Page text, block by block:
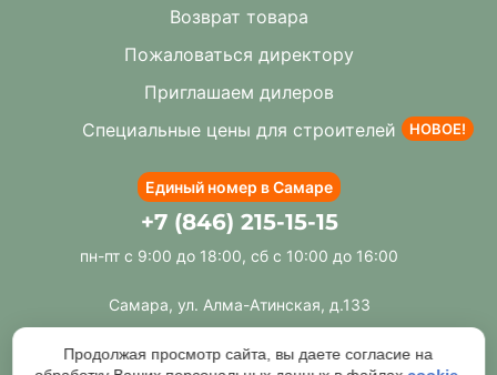
Возврат товара
Пожаловаться директору
Приглашаем дилеров
Специальные цены для строителей
НОВОЕ!
Единый номер в Самаре
+7 (846) 215-15-15
пн-пт с 9:00 до 18:00, сб с 10:00 до 16:00
Самара, ул. Алма-Атинская, д.133
Продолжая просмотр сайта, вы даете согласие на